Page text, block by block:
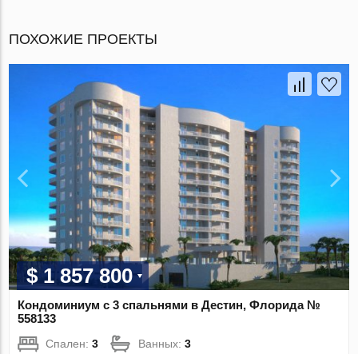
ПОХОЖИЕ ПРОЕКТЫ
$ 1 857 800
Кондоминиум с 3 спальнями в Дестин, Флорида №
558133
Спален:3 Ванных:3